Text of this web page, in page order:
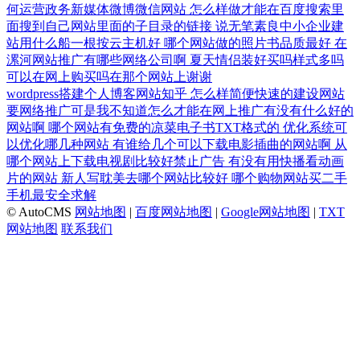
何运营政务新媒体微博微信网站 怎么样做才能在百度搜索里
面搜到自己网站里面的子目录的链接 说无笔素良中小企业建
站用什么船一根按云主机好 哪个网站做的照片书品质最好 在
漯河网站推广有哪些网络公司啊 夏天情侣装好买吗样式多吗
可以在网上购买吗在那个网站上谢谢
wordpress搭建个人博客网站知乎 怎么样简便快速的建设网站
要网络推广可是我不知道怎么才能在网上推广有没有什么好的
网站啊 哪个网站有免费的凉菜电子书TXT格式的 优化系统可
以优化哪几种网站 有谁给几个可以下载电影插曲的网站啊 从
哪个网站上下载电视剧比较好禁止广告 有没有用快播看动画
片的网站 新人写耽美去哪个网站比较好 哪个购物网站买二手
手机最安全求解
© AutoCMS 网站地图 | 百度网站地图 | Google网站地图 | TXT
网站地图 联系我们